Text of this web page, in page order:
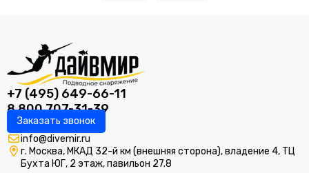
+7 (495) 649-66-11
8 800 707-31-39
Заказать звонок
info@divemir.ru
г. Москва, МКАД 32-й км (внешняя сторона), владение 4, ТЦ
Бухта ЮГ, 2 этаж, павильон 27.8